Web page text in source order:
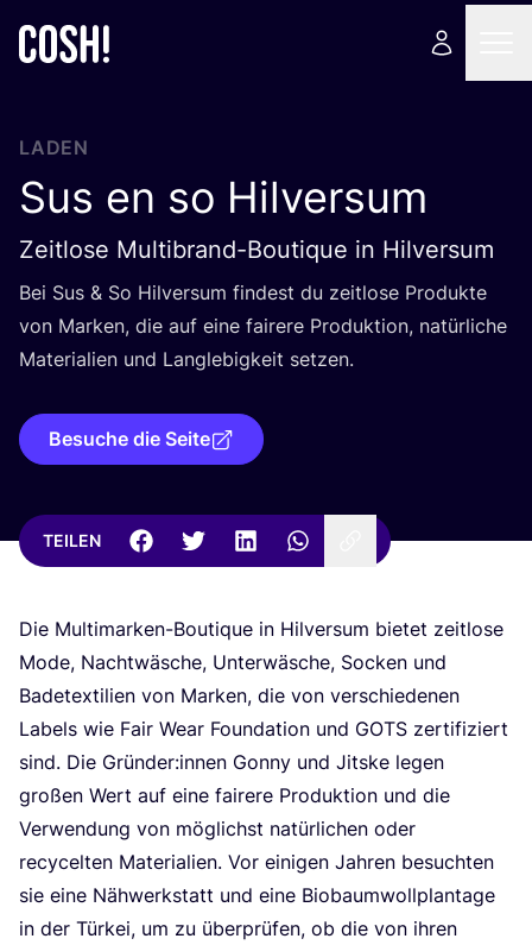
LADEN
Sus en so Hilversum
Zeitlose Multibrand-Boutique in Hilversum
Bei Sus & So Hil­ver­sum fin­dest du zeit­lo­se Pro­duk­te
von Mar­ken, die auf eine fai­re­re Pro­duk­ti­on, natür­li­che
Mate­ria­li­en und Lang­le­big­keit setzen.
Besuche die Seite
TEILEN
Die Mul­ti­mar­ken-Bou­tique in Hil­ver­sum bie­tet zeit­lo­se
Mode, Nacht­wä­sche, Unter­wä­sche, Socken und
Bade­tex­ti­li­en von Mar­ken, die von ver­schie­de­nen
Labels wie Fair Wear Foun­da­ti­on und GOTS zer­ti­fi­ziert
sind. Die Gründer:innen Gon­ny und Jits­ke legen
gro­ßen Wert auf eine fai­re­re Pro­duk­ti­on und die
Ver­wen­dung von mög­lichst natür­li­chen oder
recy­cel­ten Mate­ria­li­en. Vor eini­gen Jah­ren besuch­ten
sie eine Näh­werk­statt und eine Bio­baum­woll­plan­ta­ge
in der Tür­kei, um zu über­prü­fen, ob die von ihren